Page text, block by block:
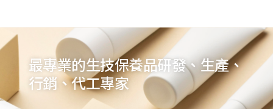
最專業的生技保養品研發、生產、
行銷、代工專家